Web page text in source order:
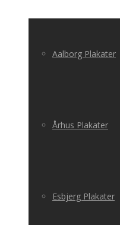
Aalborg Plakater
Århus Plakater
Esbjerg Plakater